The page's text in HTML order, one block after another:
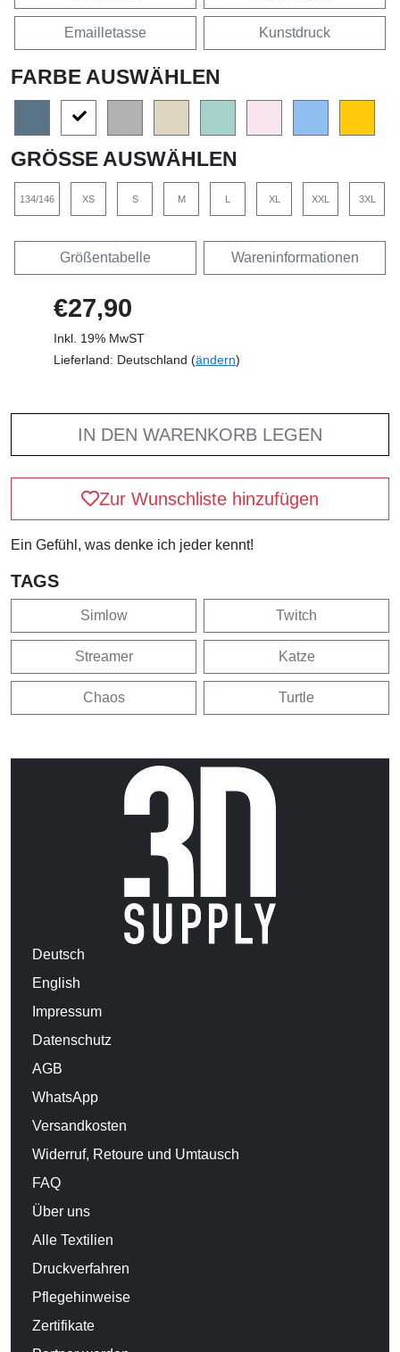
Emailletasse Kunstdruck
FARBE AUSWÄHLEN
GRÖSSE AUSWÄHLEN
134/146 XS S M L XL XXL 3XL
Größentabelle Wareninformationen
€27,90
Inkl. 19% MwST
Lieferland: Deutschland (ändern)
IN DEN WARENKORB LEGEN
Zur Wunschliste hinzufügen
Ein Gefühl, was denke ich jeder kennt!
TAGS
Simlow Twitch
Streamer Katze
Chaos Turtle
Deutsch
English
Impressum
Datenschutz
AGB
WhatsApp
Versandkosten
Widerruf, Retoure und Umtausch
FAQ
Über uns
Alle Textilien
Druckverfahren
Pflegehinweise
Zertifikate